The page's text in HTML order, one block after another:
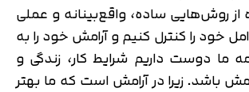
از روش‌هایی ساده، واقع‌بینانه و عملی
خود را کنترل کنیم و آرامش خود را به
ما دوست داریم شرایط کار، زندگی و
باشد. زیرا در آرامش است که ما بهتر